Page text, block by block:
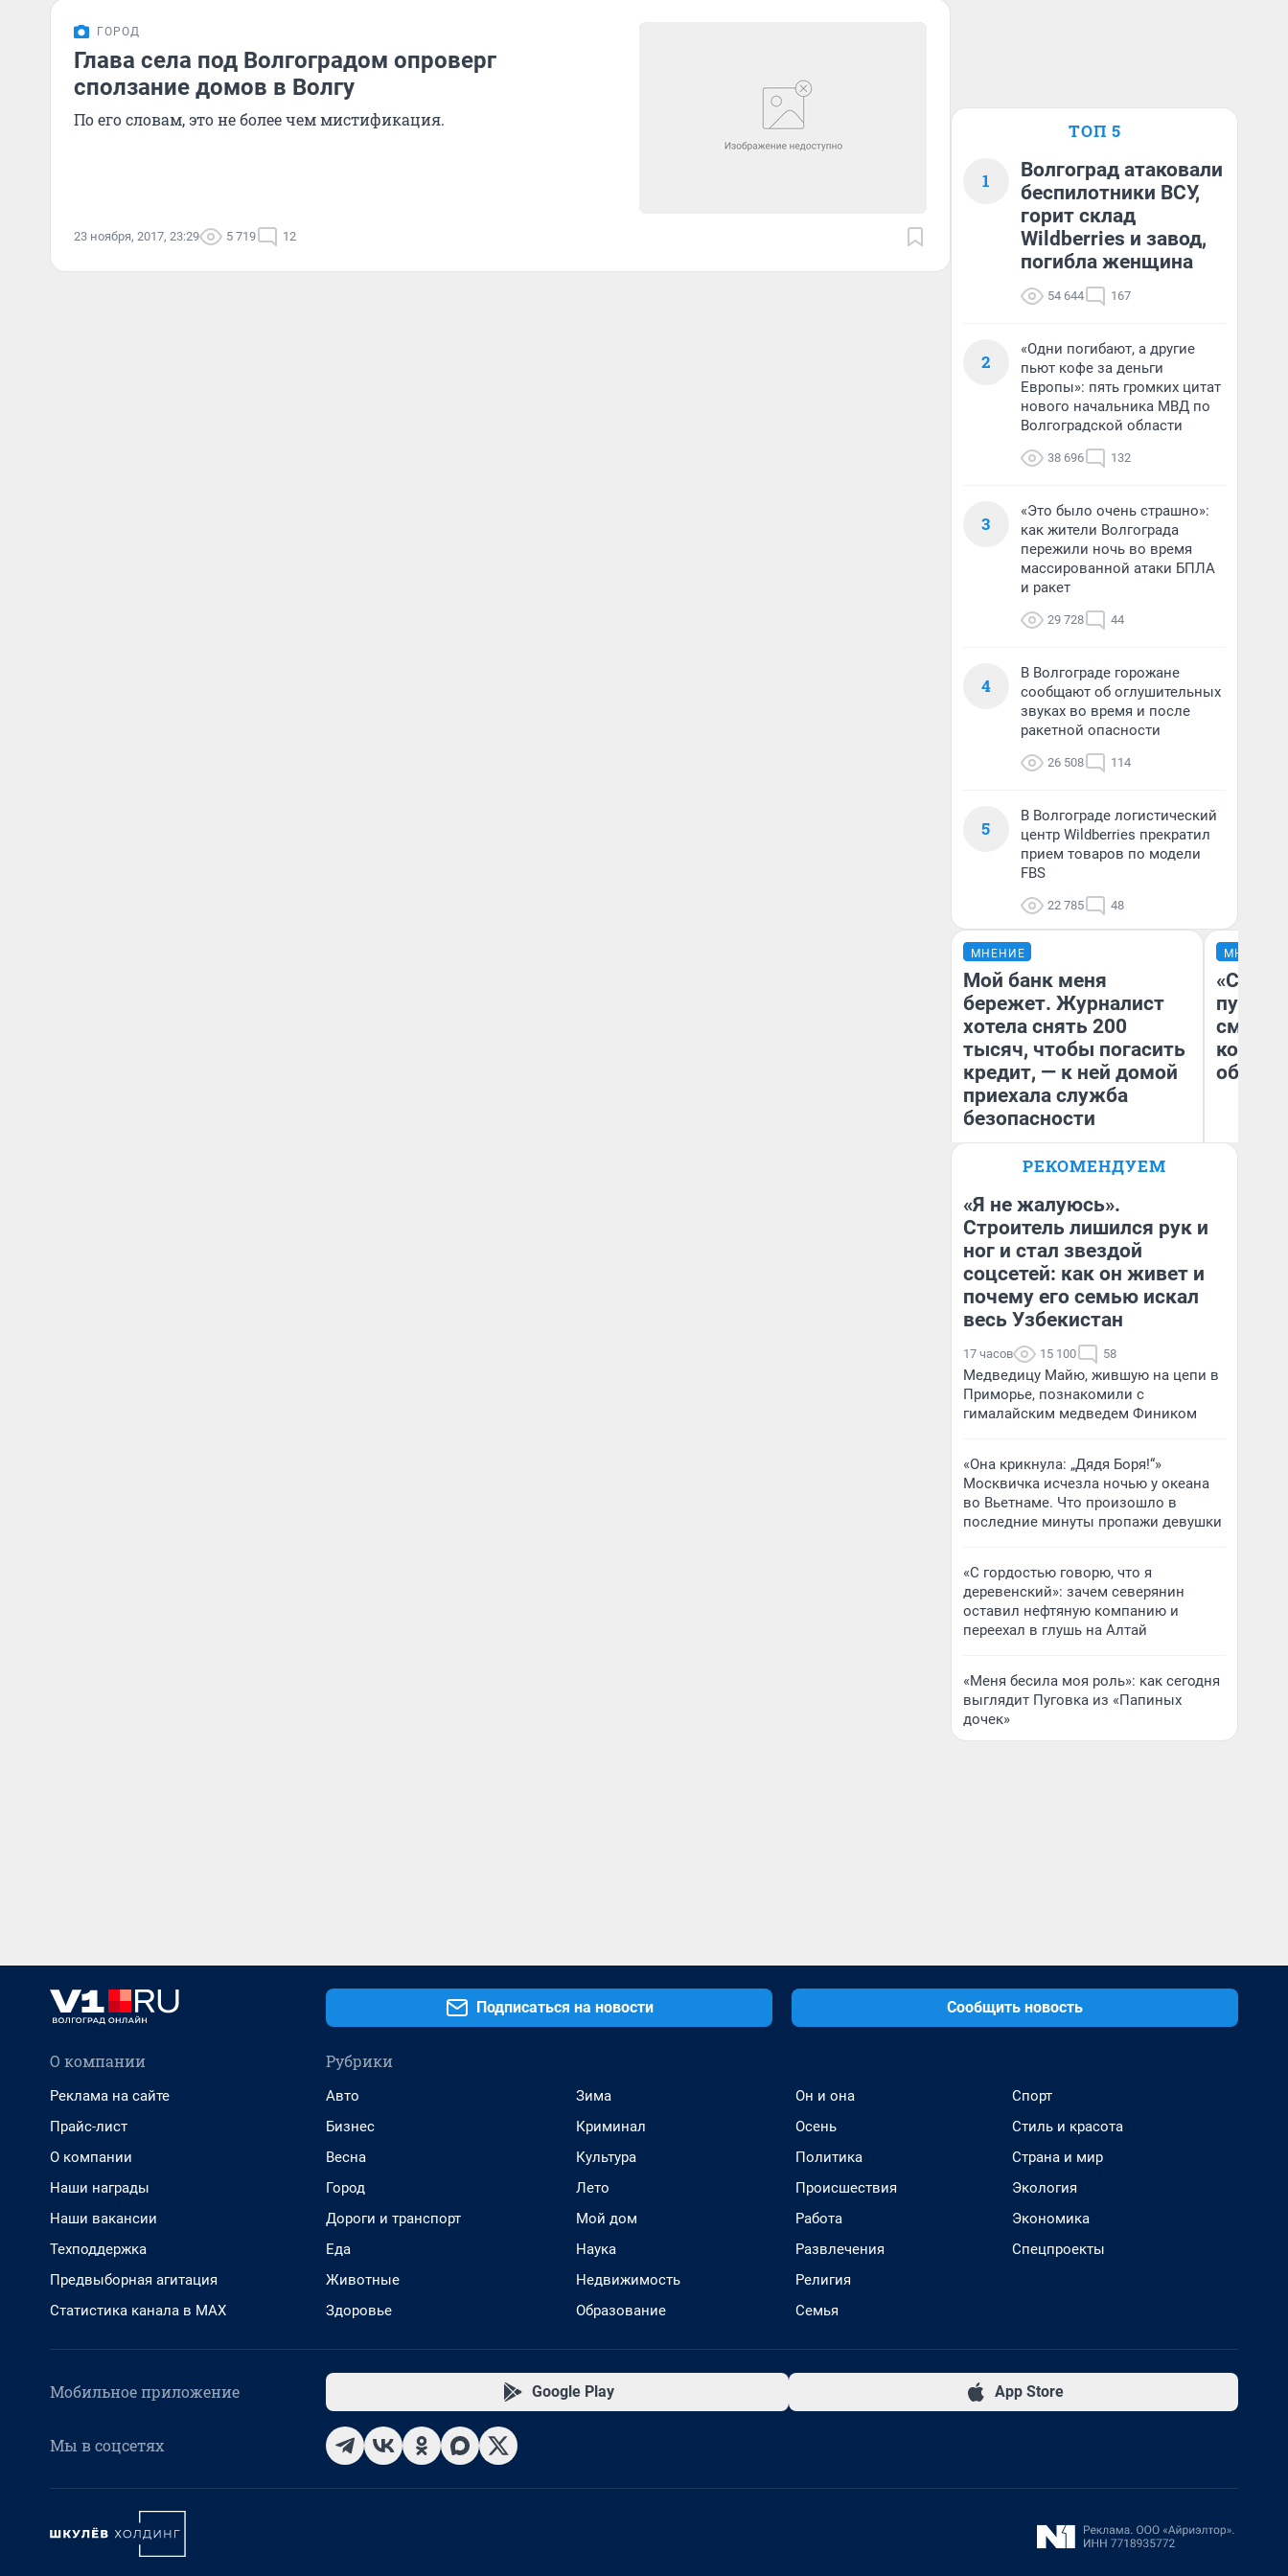
ГОРОД
Глава села под Волгоградом опроверг
сползание домов в Волгу
По его словам, это не более чем мистификация.
23 ноября, 2017, 23:29 5 719 12
ТОП 5
1
Волгоград атаковали
беспилотники ВСУ,
горит склад
Wildberries и завод,
погибла женщина
54 644 167
2
«Одни погибают, а другие
пьют кофе за деньги
Европы»: пять громких цитат
нового начальника МВД по
Волгоградской области
38 696 132
3
«Это было очень страшно»:
как жители Волгограда
пережили ночь во время
массированной атаки БПЛА
и ракет
29 728 44
4
В Волгограде горожане
сообщают об оглушительных
звуках во время и после
ракетной опасности
26 508 114
5
В Волгограде логистический
центр Wildberries прекратил
прием товаров по модели
FBS
22 785 48
МНЕНИЕ
Мой банк меня
бережет. Журналист
хотела снять 200
тысяч, чтобы погасить
кредит, — к ней домой
приехала служба
безопасности
Ксения Владимирская
МНЕНИЕ
РЕКОМЕНДУЕМ
«Я не жалуюсь».
Строитель лишился рук и
ног и стал звездой
соцсетей: как он живет и
почему его семью искал
весь Узбекистан
17 часов 15 100 58
Медведицу Майю, жившую на цепи в
Приморье, познакомили с
гималайским медведем Фиником
«Она крикнула: „Дядя Боря!“»
Москвичка исчезла ночью у океана
во Вьетнаме. Что произошло в
последние минуты пропажи девушки
«С гордостью говорю, что я
деревенский»: зачем северянин
оставил нефтяную компанию и
переехал в глушь на Алтай
«Меня бесила моя роль»: как сегодня
выглядит Пуговка из «Папиных
дочек»
Подписаться на новости Сообщить новость
О компании
Реклама на сайте
Прайс-лист
О компании
Наши награды
Наши вакансии
Техподдержка
Предвыборная агитация
Статистика канала в MAX
Рубрики
Авто
Бизнес
Весна
Город
Дороги и транспорт
Еда
Животные
Здоровье
Зима
Криминал
Культура
Лето
Мой дом
Наука
Недвижимость
Образование
Он и она
Осень
Политика
Происшествия
Работа
Развлечения
Религия
Семья
Спорт
Стиль и красота
Страна и мир
Экология
Экономика
Спецпроекты
Мобильное приложение Google Play App Store
Мы в соцсетях